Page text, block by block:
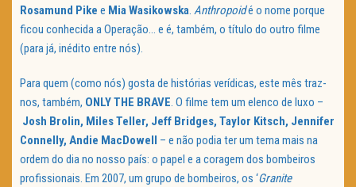
Rosamund Pike e Mia Wasikowska. Anthropoidé o nome porque
ficou conhecida a Operação… e é, também, o título do outro filme
(para já, inédito entre nós).
Para quem (como nós) gosta de histórias verídicas, este mês traz-
nos, também, ONLY THE BRAVE. O filme tem um elenco de luxo –
Josh Brolin, Miles Teller, Jeff Bridges, Taylor Kitsch, Jennifer
Connelly, Andie MacDowell – e não podia ter um tema mais na
ordem do dia no nosso país: o papel e a coragem dos bombeiros
profissionais. Em 2007, um grupo de bombeiros, os ‘Granite